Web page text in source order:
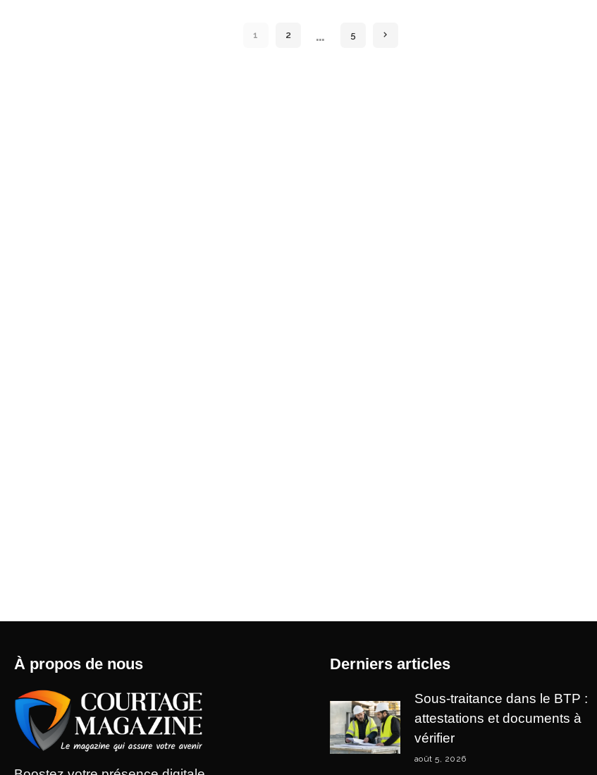
1 2 … 5
À propos de nous Derniers articles
Sous-traitance dans le BTP :
attestations et documents à
vérifier
août 5, 2026